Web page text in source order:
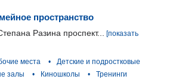
пространство
Разина проспект...
[показать
места •
Детские и подростковые
залы • Киношколы •
Тренинги